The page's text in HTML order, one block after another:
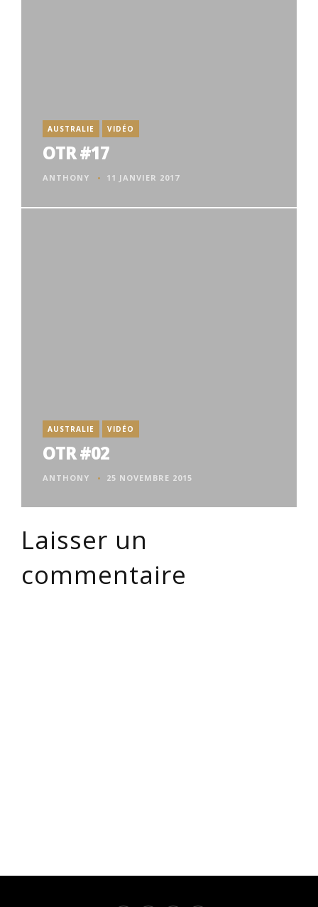
AUSTRALIE VIDÉO
OTR #17
ANTHONY 11 JANVIER 2017
AUSTRALIE VIDÉO
OTR #02
ANTHONY 25 NOVEMBRE 2015
Laisser un
commentaire